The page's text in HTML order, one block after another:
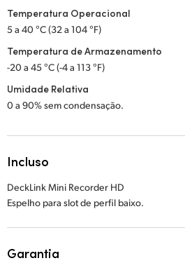
Temperatura Operacional
5 a 40 °C (32 a 104 °F)
Temperatura de Armazenamento
-20 a 45 °C (-4 a 113 °F)
Umidade Relativa
0 a 90% sem condensação.
Incluso
DeckLink Mini Recorder HD
Espelho para slot de perfil baixo.
Garantia